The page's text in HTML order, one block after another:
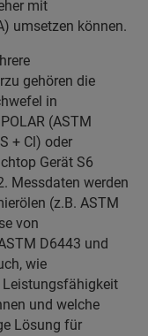
mit
umsetzen können.
gehören die
in
(ASTM
+ Cl) oder
Gerät S6
Messdaten werden
(z.B. ASTM
von
D6443 und
wie
Leistungsfähigkeit
und welche
Lösung für